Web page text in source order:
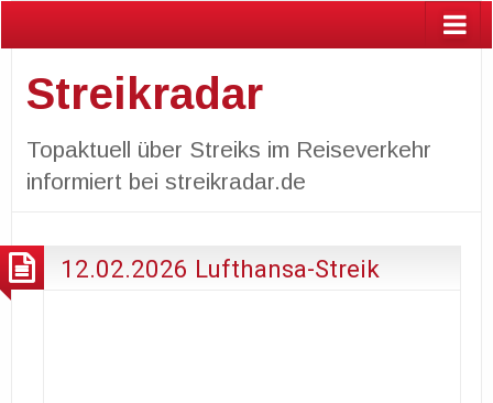
Streikradar
Topaktuell über Streiks im Reiseverkehr
informiert bei streikradar.de
12.02.2026 Lufthansa-Streik